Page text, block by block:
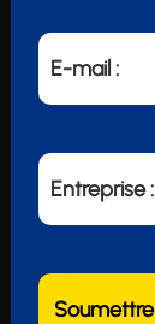
E-mail :
Entreprise :
Soumettre